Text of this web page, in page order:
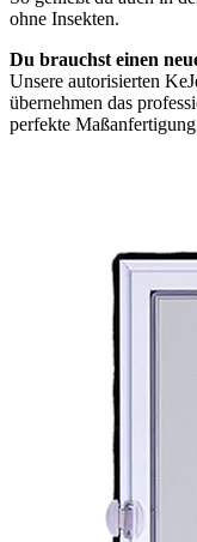
ohne Insekten.
Du brauchst einen
Unsere autorisierten
übernehmen das
perfekte